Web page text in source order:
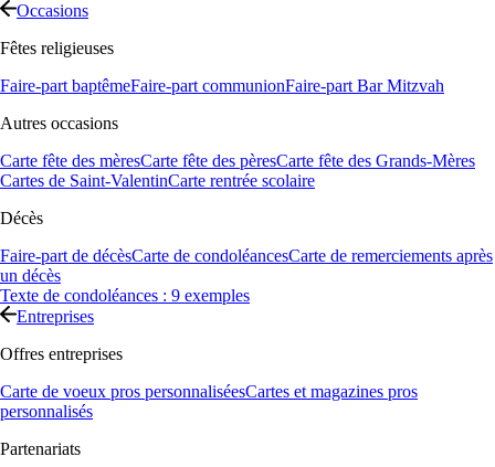
Occasions
Fêtes religieuses
Faire-part baptêmeFaire-part communionFaire-part Bar Mitzvah
Autres occasions
Carte fête des mèresCarte fête des pèresCarte fête des Grands-Mères
Cartes de Saint-ValentinCarte rentrée scolaire
Décès
Faire-part de décèsCarte de condoléancesCarte de remerciements après
un décès
Texte de condoléances : 9 exemples
Entreprises
Offres entreprises
Carte de voeux pros personnaliséesCartes et magazines pros
personnalisés
Partenariats